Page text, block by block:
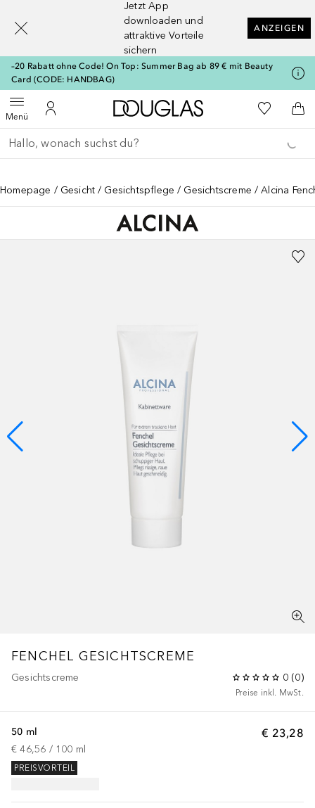
Jetzt App
downloaden und
attraktive Vorteile
sichern
ANZEIGEN
–20 Rabatt ohne Code! On Top: Summer Bag ab 89 € mit Beauty
Card (CODE: HANDBAG)
MenüMenü öffnenZu Meinem Kundenkonto
Zur Douglas Startseite
Zu Meiner
Gehe zurück
Suche ausführen
Homepage Gesicht Gesichtspflege Gesichtscreme Alcina
FENCHEL GESICHTSCREME
Gesichtscreme 0 (0)
Preise inkl. MwSt.
€ 23,28
50 ml
€ 46,56 / 100 ml
PREISVORTEIL
[navigation.slideout.screenreader]